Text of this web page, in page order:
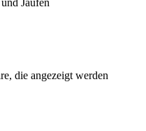
die angezeigt werden